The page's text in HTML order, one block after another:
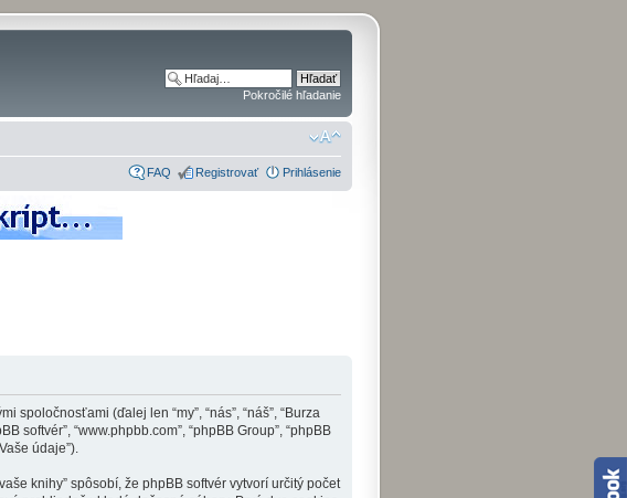
Pokročilé hľadanie
FAQ Registrovať Prihlásenie
(ďalej len “my”, “nás”, “náš”, “Burza
softvér”, “www.phpbb.com”, “phpBB Group”, “phpBB
údaje”).
knihy” spôsobí, že phpBB softvér vytvorí určitý počet